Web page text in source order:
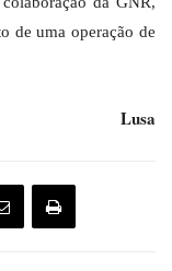
de uma operação de
Lusa